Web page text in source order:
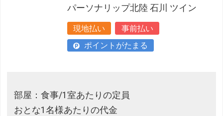
パーソナリップ北陸 石川 ツイン
現地払い
事前払い
ポイントがたまる
部屋：食事/1室あたりの定員
おとな1名様あたりの代金